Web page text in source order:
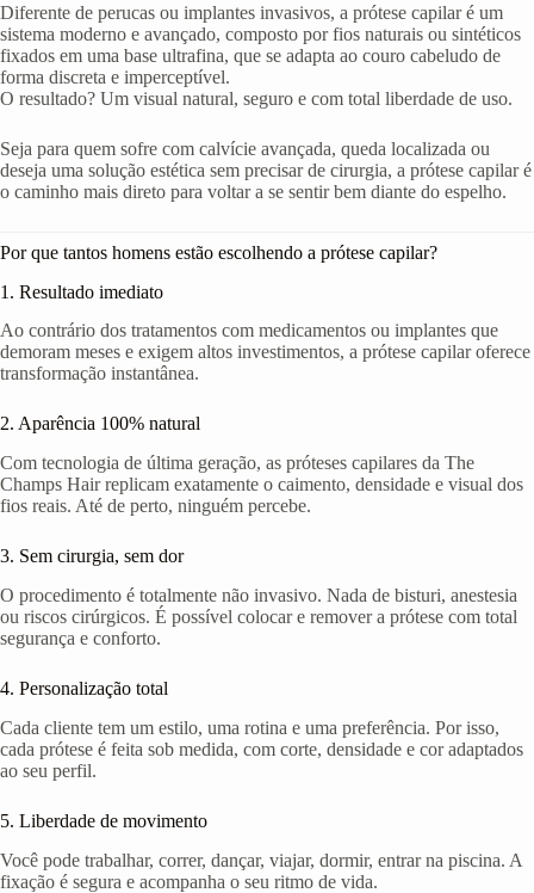
Diferente de perucas ou implantes invasivos, a prótese capilar é um
sistema moderno e avançado, composto por fios naturais ou sintéticos
fixados em uma base ultrafina, que se adapta ao couro cabeludo de
forma discreta e imperceptível.
O resultado? Um visual natural, seguro e com total liberdade de uso.
Seja para quem sofre com calvície avançada, queda localizada ou
deseja uma solução estética sem precisar de cirurgia, a prótese capilar é
o caminho mais direto para voltar a se sentir bem diante do espelho.
Por que tantos homens estão escolhendo a prótese capilar?
1. Resultado imediato
Ao contrário dos tratamentos com medicamentos ou implantes que
demoram meses e exigem altos investimentos, a prótese capilar oferece
transformação instantânea.
2. Aparência 100% natural
Com tecnologia de última geração, as próteses capilares da The
Champs Hair replicam exatamente o caimento, densidade e visual dos
fios reais. Até de perto, ninguém percebe.
3. Sem cirurgia, sem dor
O procedimento é totalmente não invasivo. Nada de bisturi, anestesia
ou riscos cirúrgicos. É possível colocar e remover a prótese com total
segurança e conforto.
4. Personalização total
Cada cliente tem um estilo, uma rotina e uma preferência. Por isso,
cada prótese é feita sob medida, com corte, densidade e cor adaptados
ao seu perfil.
5. Liberdade de movimento
Você pode trabalhar, correr, dançar, viajar, dormir, entrar na piscina. A
fixação é segura e acompanha o seu ritmo de vida.